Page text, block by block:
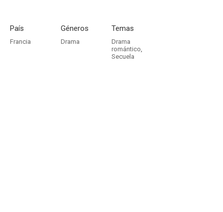
País
Francia
Géneros
Drama
Temas
Drama
romántico,
Secuela